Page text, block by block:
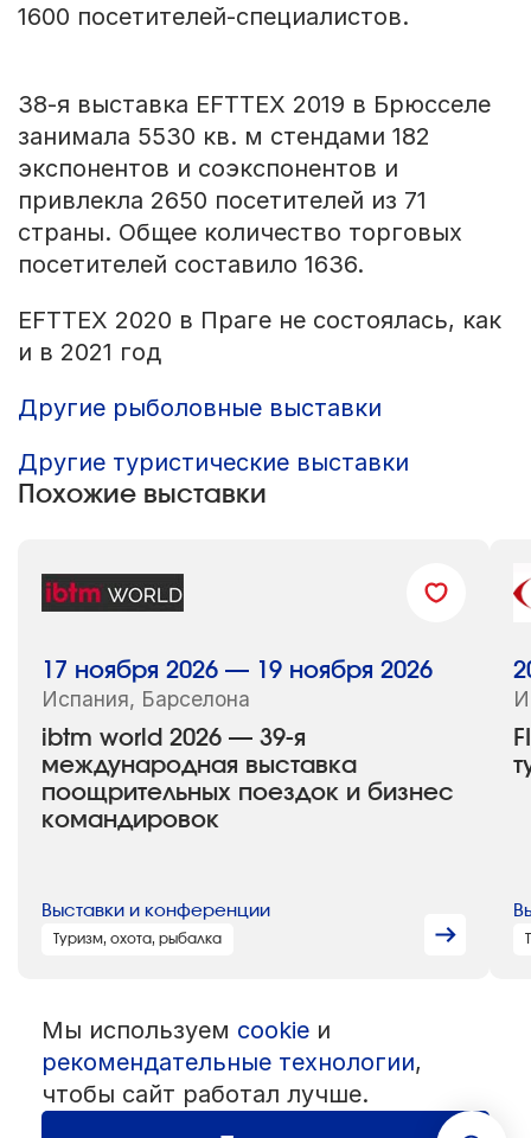
1600 посетителей-специалистов.
38-я выставка EFTTEX 2019 в Брюсселе
занимала 5530 кв. м стендами 182
экспонентов и соэкспонентов и
привлекла 2650 посетителей из 71
страны. Общее количество торговых
посетителей составило 1636.
EFTTEX 2020 в Праге не состоялась, как
и в 2021 год
Другие рыболовные выставки
Другие туристические выставки
Похожие выставки
ibtm world 2026 — 39-я
международная выставка
поощрительных поездок и бизнес
командировок
17 ноября 2026 — 19 ноября 2026
Испания, Барселона
Выставки и конференции
Туризм, охота, рыбалка
© 1992 — 2026 ООО «НЕГУС ЭКСПО Интернэшнл»
Все права защищены. Использование материалов возможно только
со ссылкой на источник.
Политика конфиденциальности
Пользовательское соглашение
Мы используем cookieи
рекомендательные технологии,
чтобы сайт работал лучше.